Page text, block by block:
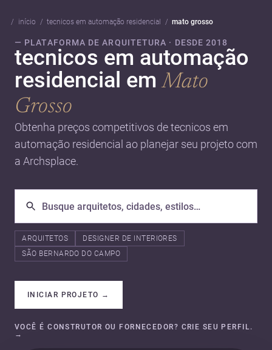
início tecnicos em automação residencial mato grosso
— PLATAFORMA DE ARQUITETURA · DESDE 2018
tecnicos em automação
residencial emMato
Grosso
Obtenha preços competitivos de tecnicos em
automação residencial ao planejar seu projeto com
a Archsplace.
ARQUITETOS
DESIGNER DE INTERIORES
SÃO BERNARDO DO CAMPO
INICIAR PROJETO →
VOCÊ É CONSTRUTOR OU FORNECEDOR? CRIE SEU PERFIL.
→